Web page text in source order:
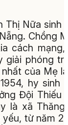
Thị Nữa sinh
Chồng
cách
giải phóng
của Mẹ
hy sinh
Đội Thiếu
là xã Thăng
từ năm